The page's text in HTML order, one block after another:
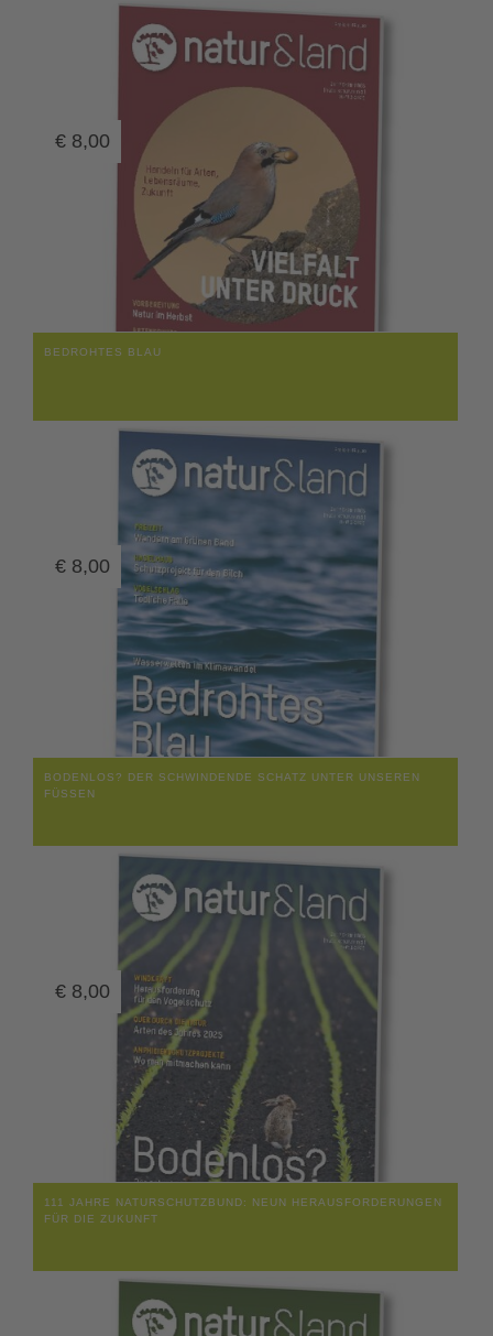
€ 8,00
BEDROHTES BLAU
€ 8,00
BODENLOS? DER SCHWINDENDE SCHATZ UNTER UNSEREN
FÜSSEN
€ 8,00
111 JAHRE NATURSCHUTZBUND: NEUN HERAUSFORDERUNGEN
FÜR DIE ZUKUNFT